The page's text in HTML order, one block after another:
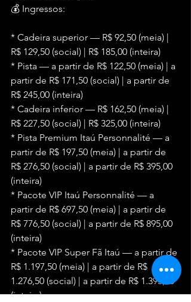
💰 Ingressos:
* Cadeira superior — R$ 92,50 (meia) |
R$ 129,50 (social) | R$ 185,00 (inteira)
* Pista — a partir de R$ 122,50 (meia) | a
partir de R$ 171,50 (social) | a partir de
R$ 245,00 (inteira)
* Cadeira inferior — R$ 162,50 (meia) |
R$ 227,50 (social) | R$ 325,00 (inteira)
* Pista Premium Itaú Personnalité — a
partir de R$ 197,50 (meia) | a partir de
R$ 276,50 (social) | a partir de R$ 395,00
(inteira)
* Pacote VIP Itaú Personnalité — a
partir de R$ 697,50 (meia) | a partir de
R$ 776,50 (social) | a partir de R$ 895,00
(inteira)
* Pacote VIP Super Fã Itaú — a partir de
R$ 1.197,50 (meia) | a partir de R$
1.276,50 (social) | a partir de R$ 1.395,00
(inteira)